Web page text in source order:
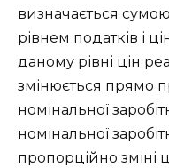
визначається
рівнем податків і
даному рівні цін
змінюється прямо
номінальної
номінальної
пропорційно зміні